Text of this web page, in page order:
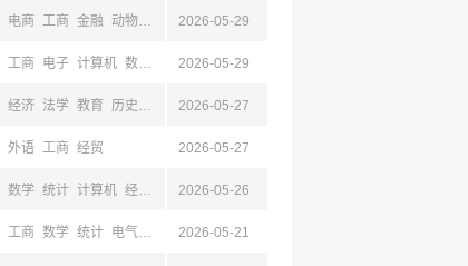
电商 工商 金融 动物 物流 计算机
2026-05-29
工商 电子 计算机 数学 统计 电气 新闻
2026-05-29
经济 法学 教育 历史 管理 马列
2026-05-27
外语 工商 经贸 2026-05-27
数学 统计 计算机 经济 金融 经贸
2026-05-26
工商 数学 统计 电气 电子 计算机 新闻
2026-05-21